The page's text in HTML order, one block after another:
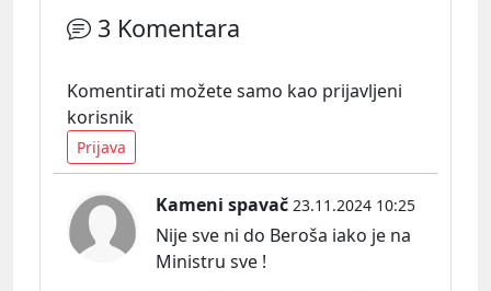
3 Komentara
Komentirati možete samo kao prijavljeni
korisnik
Prijava
Kameni spavač 23.11.2024 10:25
Nije sve ni do Beroša iako je na
Ministru sve !